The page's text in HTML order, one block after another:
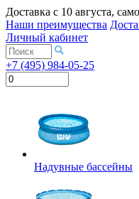
Доставка с 10 августа,
Наши преимущества
Личный кабинет
+7 (495) 984-05-25
Надувные бассейны